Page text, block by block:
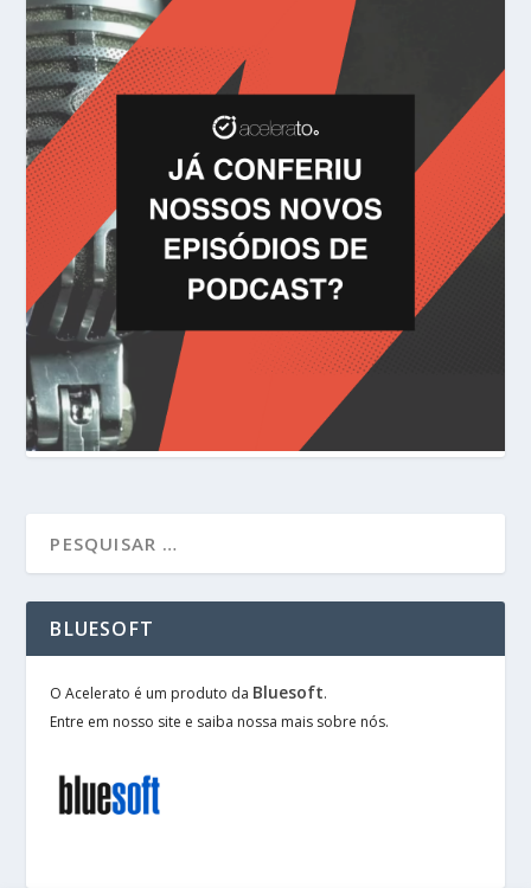
BLUESOFT
O Acelerato é um produto da Bluesoft.
Entre em nosso site e saiba nossa mais sobre nós.